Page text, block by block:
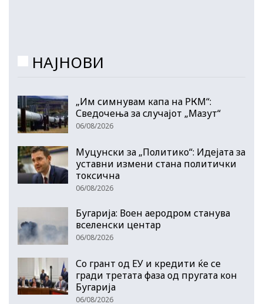
НАЈНОВИ
„Им симнувам капа на РКМ“:
Сведочења за случајот „Мазут“
06/08/2026
Муцунски за „Политико“: Идејата за
уставни измени стана политички
токсична
06/08/2026
Бугарија: Воен аеродром станува
вселенски центар
06/08/2026
Со грант од ЕУ и кредити ќе се
гради третата фаза од пругата кон
Бугарија
06/08/2026